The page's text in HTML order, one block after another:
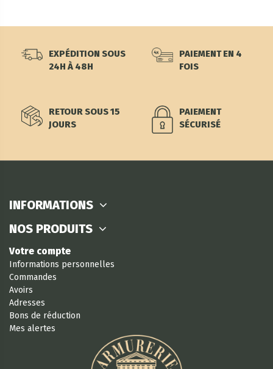
EXPÉDITION SOUS
24H À 48H
PAIEMENT EN 4
FOIS
RETOUR SOUS 15
JOURS
PAIEMENT
SÉCURISÉ
INFORMATIONS
NOS PRODUITS
Votre compte
Informations personnelles
Commandes
Avoirs
Adresses
Bons de réduction
Mes alertes